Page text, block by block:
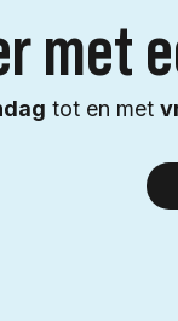
met
tot en met